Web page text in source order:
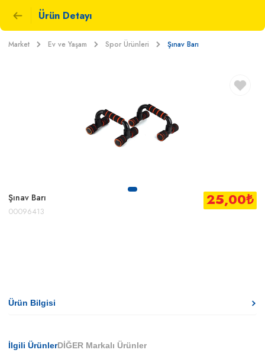
Ürün Detayı
Market Ev ve Yaşam Spor Ürünleri Şınav Barı
Şınav Barı
00096413
25,00₺
Ürün Bilgisi
İlgili ÜrünlerDİĞER Markalı Ürünler